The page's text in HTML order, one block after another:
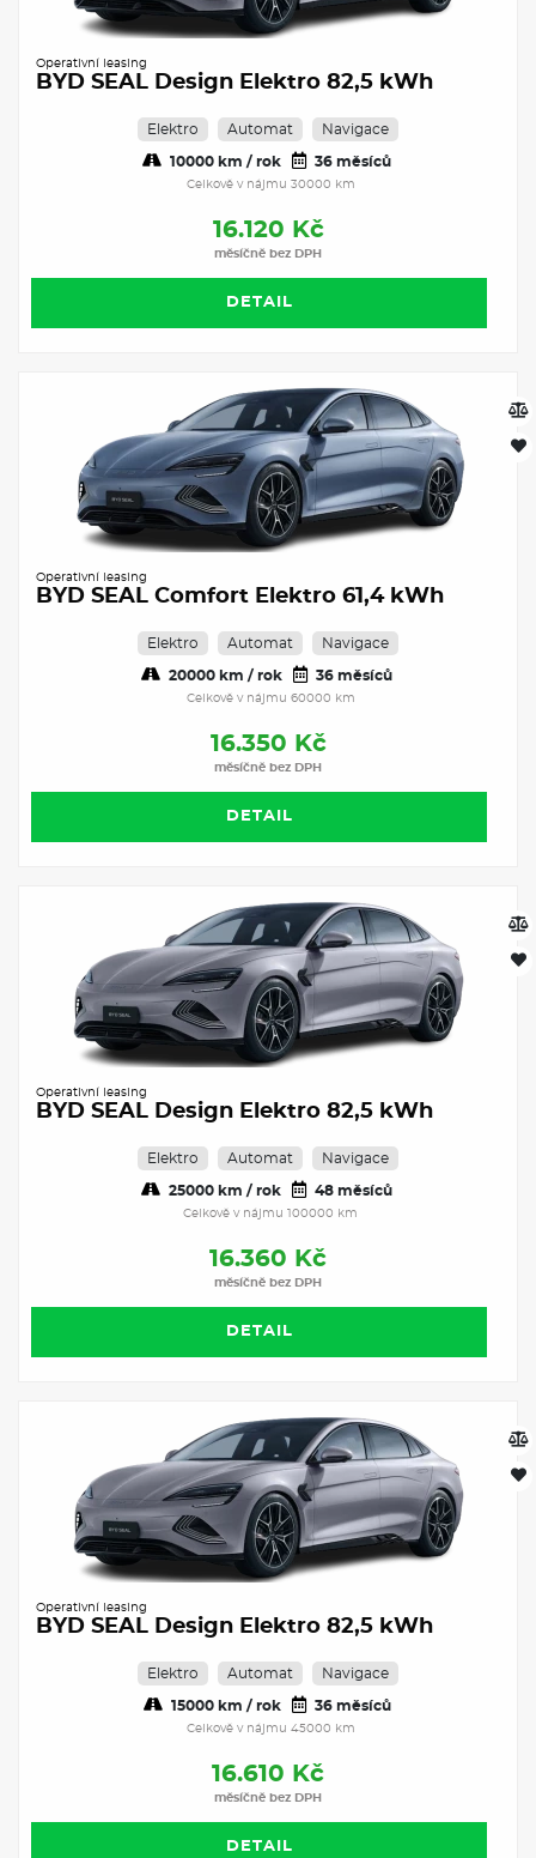
Operativní leasing
BYD SEAL Design Elektro 82,5 kWh
Elektro Automat Navigace
10000 km / rok 36 měsíců
Celkově v nájmu 30000 km
16.120 Kč
měsíčně bez DPH
DETAIL
Operativní leasing
BYD SEAL Comfort Elektro 61,4 kWh
Elektro Automat Navigace
20000 km / rok 36 měsíců
Celkově v nájmu 60000 km
16.350 Kč
měsíčně bez DPH
DETAIL
Operativní leasing
BYD SEAL Design Elektro 82,5 kWh
Elektro Automat Navigace
25000 km / rok 48 měsíců
Celkově v nájmu 100000 km
16.360 Kč
měsíčně bez DPH
DETAIL
Operativní leasing
BYD SEAL Design Elektro 82,5 kWh
Elektro Automat Navigace
15000 km / rok 36 měsíců
Celkově v nájmu 45000 km
16.610 Kč
měsíčně bez DPH
DETAIL